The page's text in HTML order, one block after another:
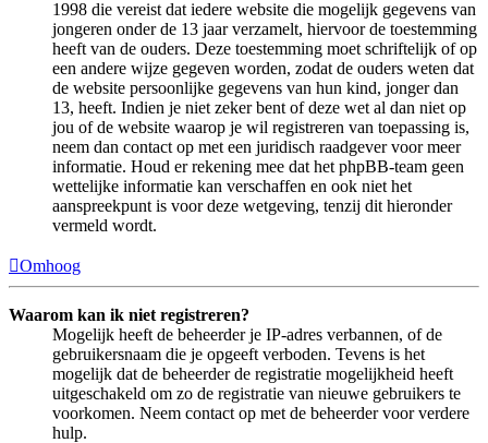
1998 die vereist dat iedere website die mogelijk gegevens van
jongeren onder de 13 jaar verzamelt, hiervoor de toestemming
heeft van de ouders. Deze toestemming moet schriftelijk of op
een andere wijze gegeven worden, zodat de ouders weten dat
de website persoonlijke gegevens van hun kind, jonger dan
13, heeft. Indien je niet zeker bent of deze wet al dan niet op
jou of de website waarop je wil registreren van toepassing is,
neem dan contact op met een juridisch raadgever voor meer
informatie. Houd er rekening mee dat het phpBB-team geen
wettelijke informatie kan verschaffen en ook niet het
aanspreekpunt is voor deze wetgeving, tenzij dit hieronder
vermeld wordt.
Omhoog
Waarom kan ik niet registreren?
Mogelijk heeft de beheerder je IP-adres verbannen, of de
gebruikersnaam die je opgeeft verboden. Tevens is het
mogelijk dat de beheerder de registratie mogelijkheid heeft
uitgeschakeld om zo de registratie van nieuwe gebruikers te
voorkomen. Neem contact op met de beheerder voor verdere
hulp.